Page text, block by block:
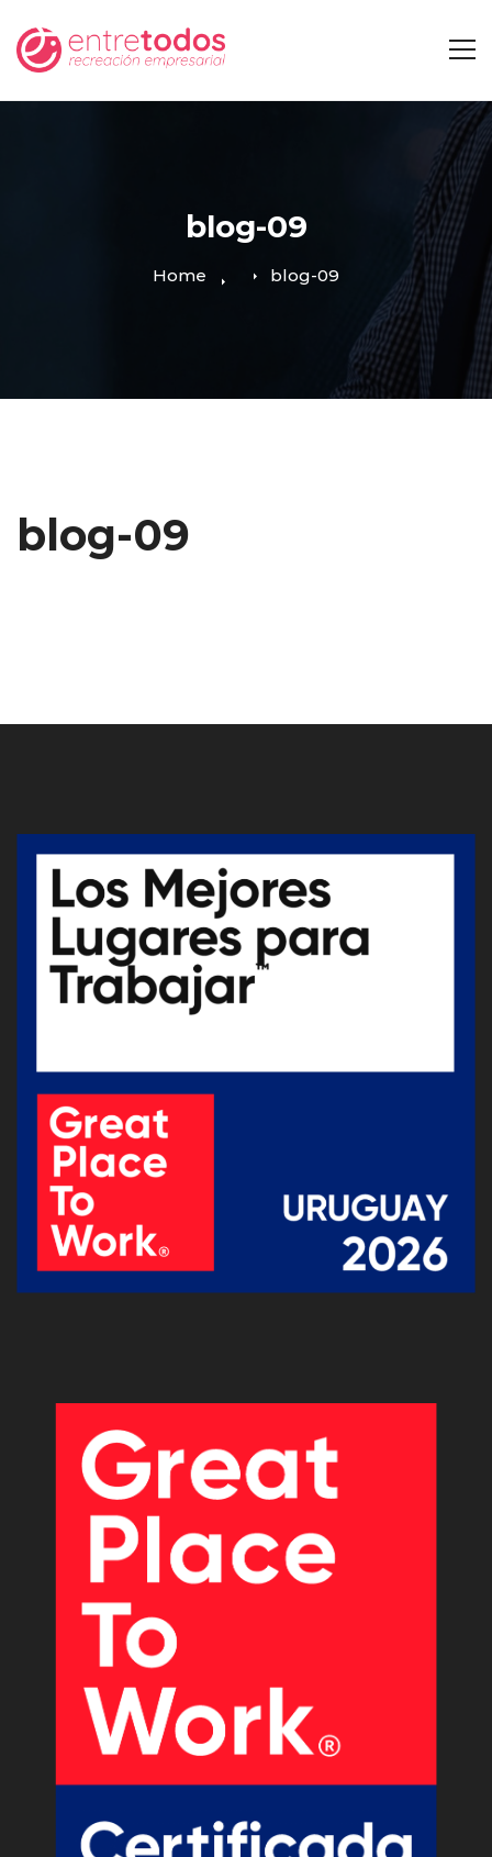
blog-09
Home blog-09
blog-09